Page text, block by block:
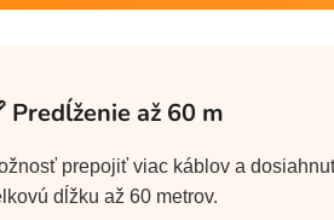
Predĺženie až 60 m
prepojiť viac káblov a
dĺžku až 60 metrov.